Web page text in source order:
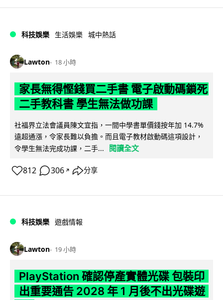
科技娛樂 生活娛樂 城中熱話
Lawton 18 小時
家長無得慳錢買二手書 電子啟動碼鎖死
二手教科書 學生無法做功課
社福界立法會議員陳文宜指，一間中學書單價錢按年加 14.7%
遠超通漲，令家長難以負擔。而且電子教材啟動碼這項設計，
令學生無法完成功課，二手...
閱讀全文
812 306 ↗ 分享
科技娛樂 遊戲情報
Lawton 19 小時
PlayStation 確認停產實體光碟 包裝印
出重要通告 2028 年 1 月後不出光碟遊